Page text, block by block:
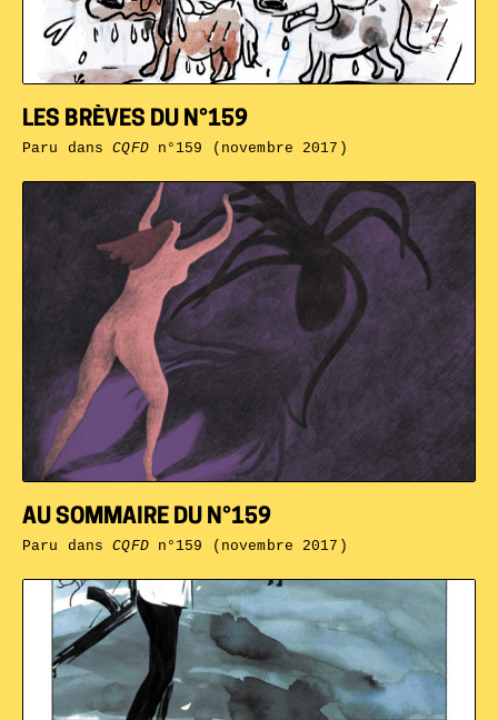
AU SOMMAIRE DU N°159
Paru dansCQFDn°159 (novembre 2017)
LES BRÈVES DU N°159
Paru dansCQFDn°159 (novembre 2017)